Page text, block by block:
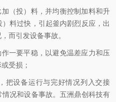
（投）料，并均衡控制加料和升
料过快，引起釜内剧烈反应，出
而引发设备事故。
一要平稳，以避免温差应力和压
受损；
设备运行与完好情况列入交接
况和设备事故。 五洲鼎创科技有